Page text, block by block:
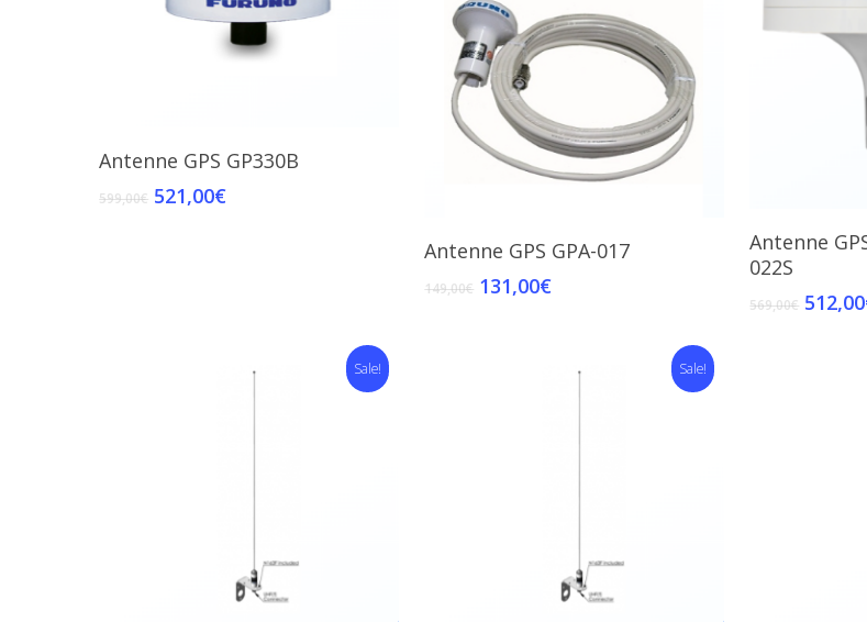
Add To Cart
Antenne GPS GP330B
599,00€ 521,00€
Add To Cart
Antenne GPS GPA-017
149,00€ 131,00€
Antenne
022S
569,00€ 512,00
Sale! Sale!